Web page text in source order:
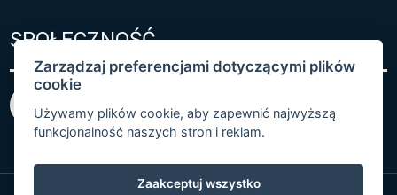
SPOŁECZNOŚĆ
Zarządzaj preferencjami dotyczącymi plików
cookie
Używamy plików cookie, aby zapewnić najwyższą
funkcjonalność naszych stron i reklam.
Zaakceptuj wszystko